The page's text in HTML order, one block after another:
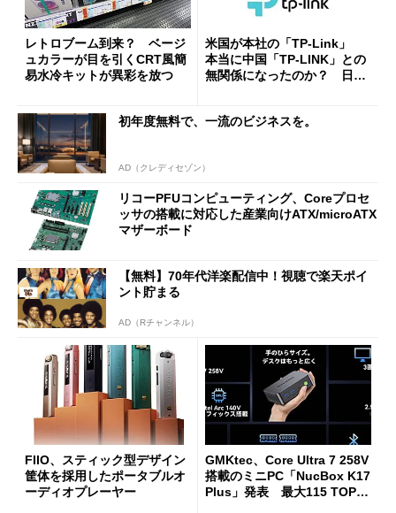
レトロブーム到来？ ベージ
ュカラーが目を引くCRT風簡
易水冷キットが異彩を放つ
米国が本社の「TP-Link」
本当に中国「TP-LINK」との
無関係になったのか？ 日本
初年度無料で、一流のビジネスを。
AD（クレディセゾン）
リコーPFUコンピューティング、Coreプロセ
ッサの搭載に対応した産業向けATX/microATX
マザーボード
【無料】70年代洋楽配信中！視聴で楽天ポイ
ント貯まる
AD（Rチャンネル）
FIIO、スティック型デザイン
筐体を採用したポータブルオ
ーディオプレーヤー
GMKtec、Core Ultra 7 258V
搭載のミニPC「NucBox K17
Plus」発表 最大115 TOPS